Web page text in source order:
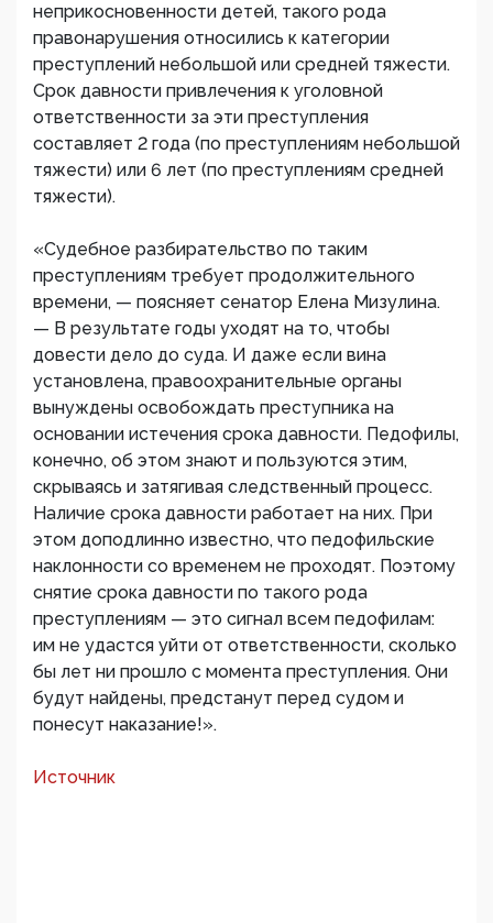
неприкосновенности детей, такого рода
правонарушения относились к категории
преступлений небольшой или средней тяжести.
Срок давности привлечения к уголовной
ответственности за эти преступления
составляет 2 года (по преступлениям небольшой
тяжести) или 6 лет (по преступлениям средней
тяжести).
«Судебное разбирательство по таким
преступлениям требует продолжительного
времени, — поясняет сенатор Елена Мизулина.
— В результате годы уходят на то, чтобы
довести дело до суда. И даже если вина
установлена, правоохранительные органы
вынуждены освобождать преступника на
основании истечения срока давности. Педофилы,
конечно, об этом знают и пользуются этим,
скрываясь и затягивая следственный процесс.
Наличие срока давности работает на них. При
этом доподлинно известно, что педофильские
наклонности со временем не проходят. Поэтому
снятие срока давности по такого рода
преступлениям — это сигнал всем педофилам:
им не удастся уйти от ответственности, сколько
бы лет ни прошло с момента преступления. Они
будут найдены, предстанут перед судом и
понесут наказание!».
Источник